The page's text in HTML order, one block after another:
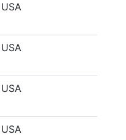
USA
USA
USA
USA